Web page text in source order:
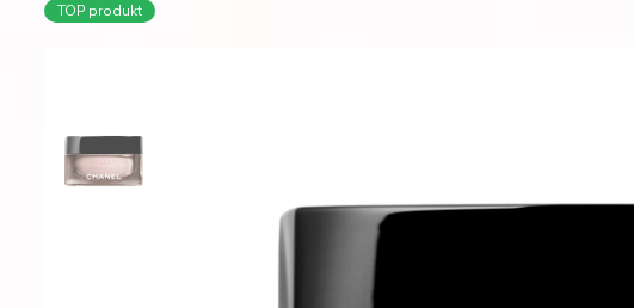
TOP produkt